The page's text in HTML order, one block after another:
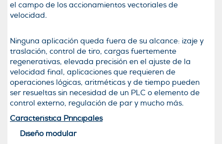
el campo de los accionamientos vectoriales de
velocidad.
Ninguna aplicación queda fuera de su alcance: izaje y
traslación, control de tiro, cargas fuertemente
regenerativas, elevada precisión en el ajuste de la
velocidad final, aplicaciones que requieren de
operaciones lógicas, aritméticas y de tiempo pueden
ser resueltas sin necesidad de un PLC o elemento de
control externo, regulación de par y mucho más.
Característica Principales
Diseño modular